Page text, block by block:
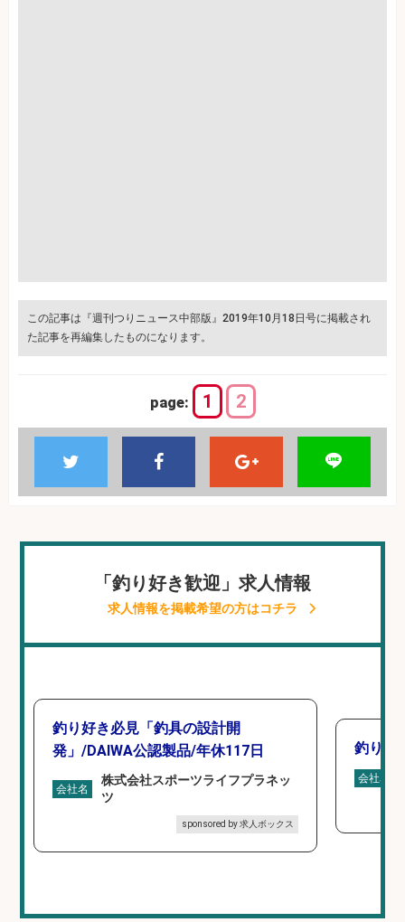
この記事は『週刊つりニュース中部版』2019年10月18日号に掲載され
た記事を再編集したものになります。
page: 1 2
「釣り好き歓迎」求人情報
求人情報を掲載希望の方はコチラ
釣り好き必見「釣具の設計開
発」/DAIWA公認製品/年休117日
会社名
株式会社スポーツライフプラネッ
ツ
sponsored by 求人ボックス
釣り具
会社名